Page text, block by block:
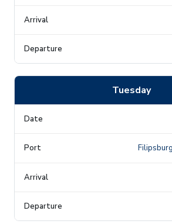
Tuesday